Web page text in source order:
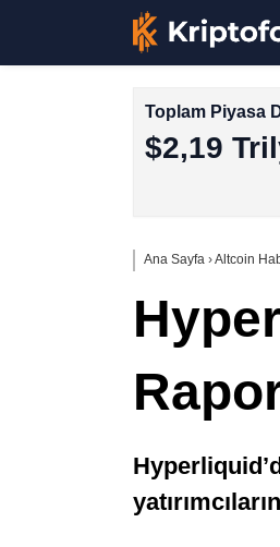
Toplam Piyasa
$2,19
Ana Sayfa ›Altcoin